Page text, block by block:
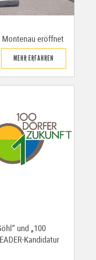
Montenau eröffnet
MEHR ERFAHREN
und „100
Kandidatur